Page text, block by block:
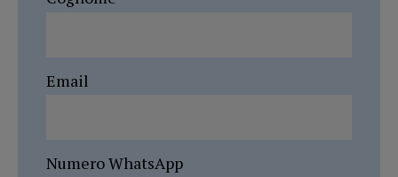
Email
Numero WhatsApp